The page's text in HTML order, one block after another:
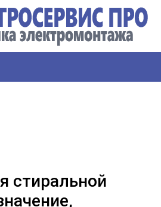
стиральной